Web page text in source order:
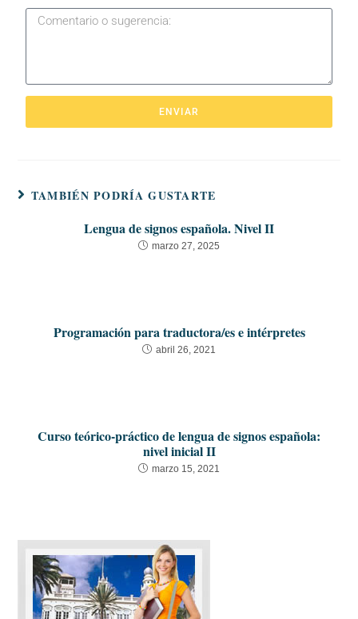
ENVIAR
TAMBIÉN PODRÍA GUSTARTE
Lengua de signos española. Nivel II
marzo 27, 2025
Programación para traductora/es e intérpretes
abril 26, 2021
Curso teórico-práctico de lengua de signos española:
nivel inicial II
marzo 15, 2021